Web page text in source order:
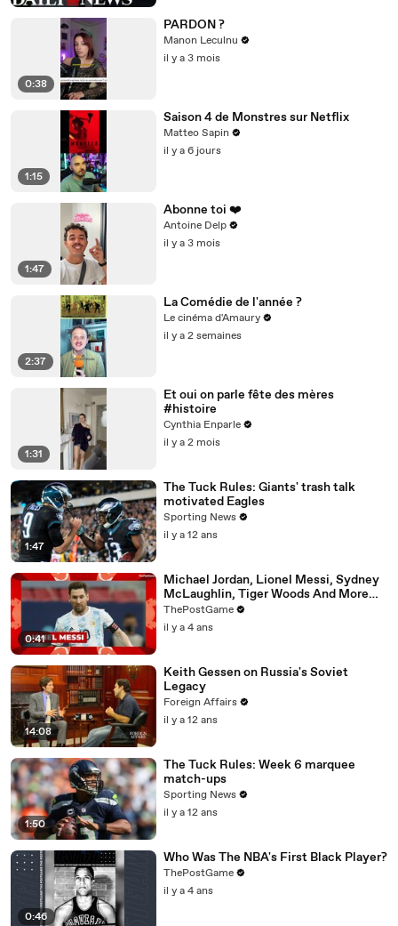
0:38
PARDON ?
Manon Leculnu
il y a 3 mois
1:15
Saison 4 de Monstres sur Netflix
Matteo Sapin
il y a 6 jours
1:47
Abonne toi ❤️
Antoine Delp
il y a 3 mois
2:37
La Comédie de l'année ?
Le cinéma d'Amaury
il y a 2 semaines
1:31
Et oui on parle fête des mères
#histoire
Cynthia Enparle
il y a 2 mois
1:47
The Tuck Rules: Giants' trash talk
motivated Eagles
Sporting News
il y a 12 ans
0:41
Michael Jordan, Lionel Messi, Sydney
McLaughlin, Tiger Woods And More
'Year Of The Rabbit' Athletes
ThePostGame
il y a 4 ans
14:08
Keith Gessen on Russia's Soviet
Legacy
Foreign Affairs
il y a 12 ans
1:50
The Tuck Rules: Week 6 marquee
match-ups
Sporting News
il y a 12 ans
0:46
Who Was The NBA's First Black Player?
ThePostGame
il y a 4 ans